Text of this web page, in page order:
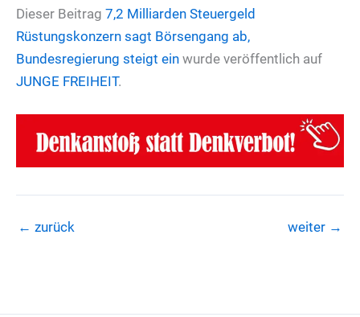
Dieser Beitrag 7,2 Milliarden Steuergeld
Rüstungskonzern sagt Börsengang ab,
Bundesregierung steigt ein wurde veröffentlich auf
JUNGE FREIHEIT.
← zurück weiter →